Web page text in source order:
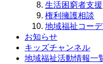
生活困窮者支援
権利擁護相談
地域福祉コー
お知らせ
キッズチャンネル
地域福祉活動情報一